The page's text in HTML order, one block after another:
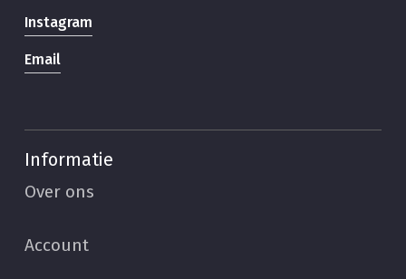
Instagram
Email
Informatie
Over ons
Account